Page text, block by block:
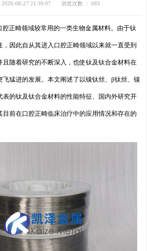
2020-08-27 21:39:07 浏览次数 ： 683
腔正畸领域较常用的一类生物金属材料。由于钛
因此自从其进入口腔正畸领域以来就一直受到
且随着研究的不断深入，也使钛及钛合金材料在
飞猛进的发展。本文阐述了以镍钛丝、β钛丝、镍
表的钛及钛合金材料的性能特征、国内外研究开
目前在口腔正畸临床治疗中的应用情况和存在的